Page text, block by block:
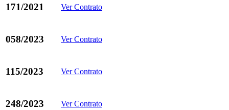
171/2021 Ver Contrato
058/2023 Ver Contrato
115/2023 Ver Contrato
248/2023 Ver Contrato